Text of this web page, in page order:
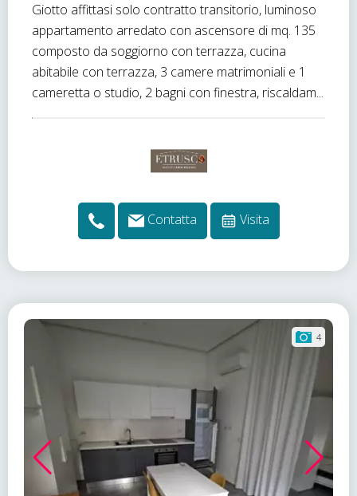
Giotto affittasi solo contratto transitorio, luminoso
appartamento arredato con ascensore di mq. 135
composto da soggiorno con terrazza, cucina
abitabile con terrazza, 3 camere matrimoniali e 1
cameretta o studio, 2 bagni con finestra, riscaldam...
Contatta Visita
4